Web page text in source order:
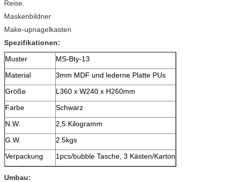
Reise.
Maskenbildner
Make-upnagelkasten
Spezifikationen:
Muster
MS-Bty-13
Material
3mm MDF und lederne Platte PUs
Größe
L360 x W240 x H260mm
Farbe
Schwarz
N.W.
2,5 Kilogramm
G.W.
2.5kgs
Verpackung
1pcs/bubble Tasche, 3 Kästen/Karton
Umbau: